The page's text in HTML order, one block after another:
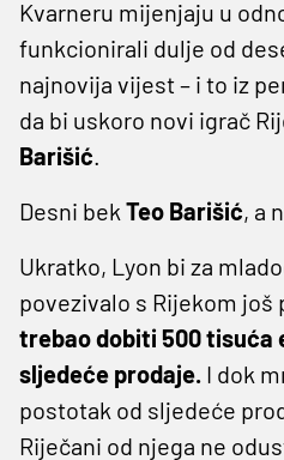
Kvarneru mijenjaju u
funkcionirali dulje od
najnovija vijest – i to iz
da bi uskoro novi igrač
Barišić.
Desni bek Teo Barišić, a
Ukratko, Lyon bi za
povezivalo s Rijekom još
trebao dobiti 500 tisuća
sljedeće prodaje. I dok
postotak od sljedeće
Riječani od njega ne